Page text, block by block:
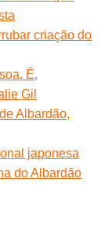
criação do
É,
Gil
Albardão,
japonesa
do Albardão